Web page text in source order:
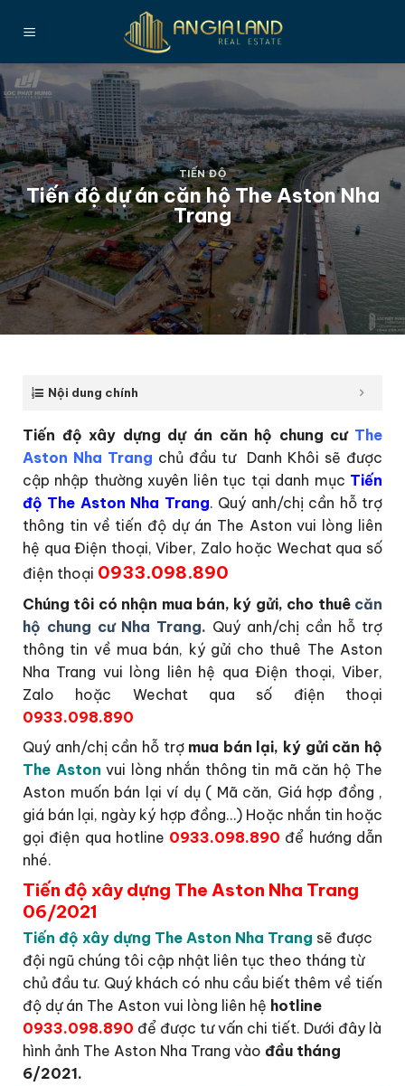
qua
dung
TIẾN ĐỘ
Tiến độ dự án căn hộ The Aston Nha
Trang
Nội dung chính
Tiến độ xây dựng dự án căn hộ chung cư The
Aston Nha Trang chủ đầu tư Danh Khôi sẽ được
cập nhập thường xuyên liên tục tại danh mục Tiến
độ The Aston Nha Trang. Quý anh/chị cần hỗ trợ
thông tin về tiến độ dự án The Aston vui lòng liên
hệ qua Điện thoại, Viber, Zalo hoặc Wechat qua số
điện thoại 0933.098.890
Chúng tôi có nhận mua bán, ký gửi, cho thuê căn
hộ chung cư Nha Trang. Quý anh/chị cần hỗ trợ
thông tin về mua bán, ký gửi cho thuê The Aston
Nha Trang vui lòng liên hệ qua Điện thoại, Viber,
Zalo hoặc Wechat qua số điện thoại
0933.098.890
Quý anh/chị cần hỗ trợ mua bán lại, ký gửi căn hộ
The Aston vui lòng nhắn thông tin mã căn hộ The
Aston muốn bán lại ví dụ ( Mã căn, Giá hợp đồng ,
giá bán lại, ngày ký hợp đồng…) Hoặc nhắn tin hoặc
gọi điện qua hotline 0933.098.890 để hướng dẫn
nhé.
Tiến độ xây dựng The Aston Nha Trang
06/2021
Tiến độ xây dựng The Aston Nha Trang sẽ được
đội ngũ chúng tôi cập nhật liên tục theo tháng từ
chủ đầu tư. Quý khách có nhu cầu biết thêm về tiến
độ dự án The Aston vui lòng liên hệ hotline
0933.098.890 để được tư vấn chi tiết. Dưới đây là
hình ảnh The Aston Nha Trang vào đầu tháng
6/2021.